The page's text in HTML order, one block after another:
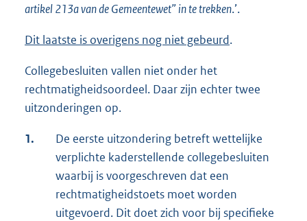
artikel 213a van de Gemeentewet” in te trekken.’.
Dit laatste is overigens nog niet gebeurd.
Collegebesluiten vallen niet onder het
rechtmatigheidsoordeel. Daar zijn echter twee
uitzonderingen op.
1.
De eerste uitzondering betreft wettelijke
verplichte kaderstellende collegebesluiten
waarbij is voorgeschreven dat een
rechtmatigheidstoets moet worden
uitgevoerd. Dit doet zich voor bij specifieke